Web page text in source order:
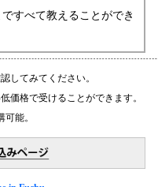
すべて教えることができ
してみてください。
価格で受けることができます。
能。